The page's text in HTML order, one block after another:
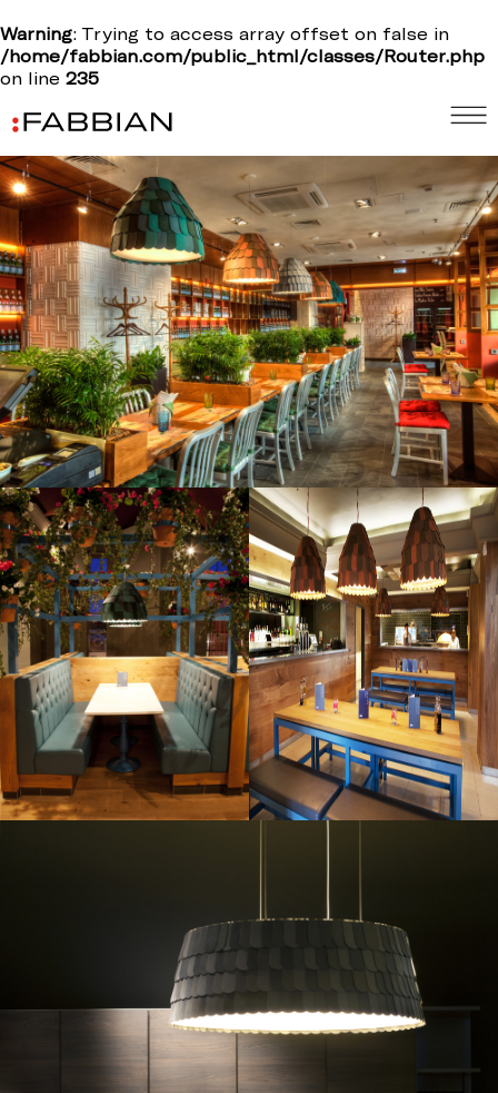
Warning: Trying to access array offset on false in
/home/fabbian.com/public_html/classes/Router.php
on line 235